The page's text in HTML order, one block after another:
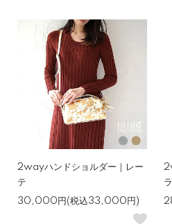
2wayハンドショルダー｜レー
テ
30,000円(税込33,000円)
ラ